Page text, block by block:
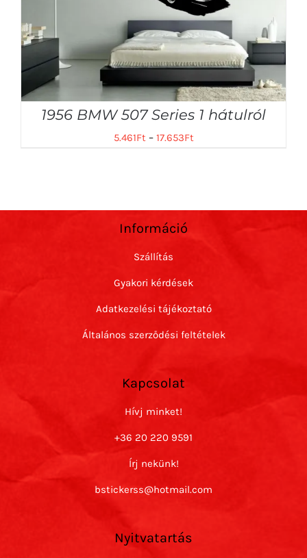
1956 BMW 507 Series 1 hátulról
5.461Ft– 17.653Ft
Információ
Szállítás
Gyakori kérdések
Adatkezelési tájékoztató
Általános szerződési feltételek
Kapcsolat
Hívj minket!
+36 20 220 9591
Írj nekünk!
bstickerss@hotmail.com
Nyitvatartás